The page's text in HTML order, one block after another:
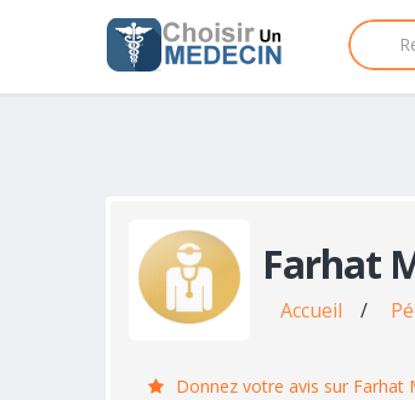
Farhat
Accueil /
Donnez votre avis sur Farhat